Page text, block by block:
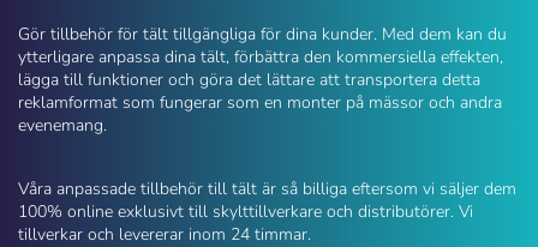
Gör tillbehör för tält tillgängliga för dina kunder. Med dem kan du
ytterligare anpassa dina tält, förbättra den kommersiella effekten,
lägga till funktioner och göra det lättare att transportera detta
reklamformat som fungerar som en monter på mässor och andra
evenemang.
Våra anpassade tillbehör till tält är så billiga eftersom vi säljer dem
100% online exklusivt till skylttillverkare och distributörer. Vi
tillverkar och levererar inom 24 timmar.